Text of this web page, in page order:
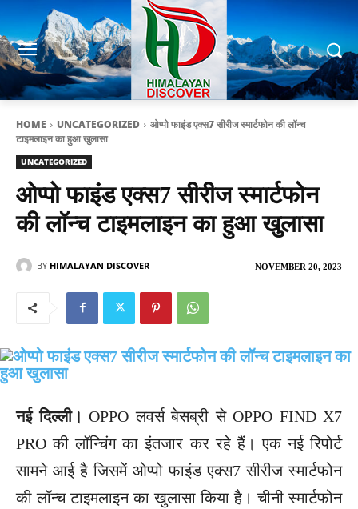
HOME UNCATEGORIZED
ओप्पो फाइंड एक्स7 सीरीज स्मार्टफोन की लॉन्च
टाइमलाइन का हुआ खुलासा
UNCATEGORIZED
ओप्पो फाइंड एक्स7 सीरीज स्मार्टफोन
की लॉन्च टाइमलाइन का हुआ खुलासा
NOVEMBER 20, 2023
BY HIMALAYAN DISCOVER
नई दिल्ली। OPPO लवर्स बेसब्री से OPPO FIND X7
PRO की लॉन्चिंग का इंतजार कर रहे हैं। एक नई रिपोर्ट
सामने आई है जिसमें ओप्पो फाइंड एक्स7 सीरीज स्मार्टफोन
की लॉन्च टाइमलाइन का खुलासा किया है। चीनी स्मार्टफोन